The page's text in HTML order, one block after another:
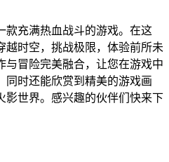
款充满热血战斗的游戏。在这
越时空，挑战极限，体验前所未
与冒险完美融合，让您在游戏中
同时还能欣赏到精美的游戏画
影世界。感兴趣的伙伴们快来下